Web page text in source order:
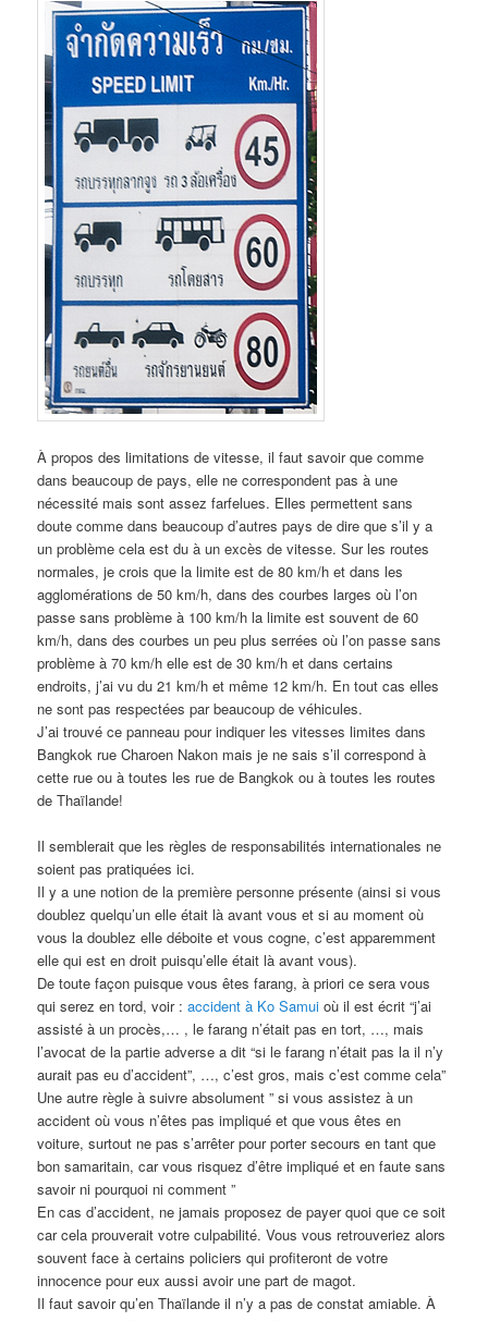
À propos des limitations de vitesse, il faut savoir que comme
dans beaucoup de pays, elle ne correspondent pas à une
nécessité mais sont assez farfelues. Elles permettent sans
doute comme dans beaucoup d’autres pays de dire que s’il y a
un problème cela est du à un excès de vitesse. Sur les routes
normales, je crois que la limite est de 80 km/h et dans les
agglomérations de 50 km/h, dans des courbes larges où l’on
passe sans problème à 100 km/h la limite est souvent de 60
km/h, dans des courbes un peu plus serrées où l’on passe sans
problème à 70 km/h elle est de 30 km/h et dans certains
endroits, j’ai vu du 21 km/h et même 12 km/h. En tout cas elles
ne sont pas respectées par beaucoup de véhicules.
J’ai trouvé ce panneau pour indiquer les vitesses limites dans
Bangkok rue Charoen Nakon mais je ne sais s’il correspond à
cette rue ou à toutes les rue de Bangkok ou à toutes les routes
de Thaïlande!
Il semblerait que les règles de responsabilités internationales ne
soient pas pratiquées ici.
Il y a une notion de la première personne présente (ainsi si vous
doublez quelqu’un elle était là avant vous et si au moment où
vous la doublez elle déboite et vous cogne, c’est apparemment
elle qui est en droit puisqu’elle était là avant vous).
De toute façon puisque vous êtes farang, à priori ce sera vous
qui serez en tord, voir :accident à Ko Samui où il est écrit “j’ai
assisté à un procès,… , le farang n’était pas en tort, …, mais
l’avocat de la partie adverse a dit “si le farang n’était pas la il n’y
aurait pas eu d’accident”, …, c’est gros, mais c’est comme cela”
Une autre règle à suivre absolument ” si vous assistez à un
accident où vous n’êtes pas impliqué et que vous êtes en
voiture, surtout ne pas s’arrêter pour porter secours en tant que
bon samaritain, car vous risquez d’être impliqué et en faute sans
savoir ni pourquoi ni comment ”
En cas d’accident, ne jamais proposez de payer quoi que ce soit
car cela prouverait votre culpabilité. Vous vous retrouveriez alors
souvent face à certains policiers qui profiteront de votre
innocence pour eux aussi avoir une part de magot.
Il faut savoir qu’en Thaïlande il n’y a pas de constat amiable. À